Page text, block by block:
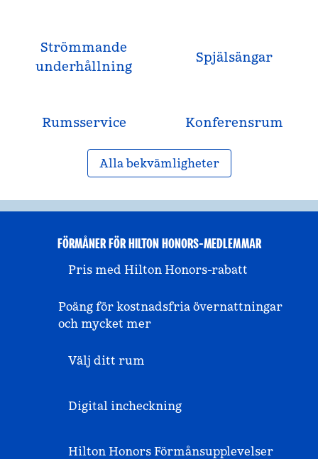
Strömmande
underhållning
Spjälsängar
Rumsservice Konferensrum
Alla bekvämligheter
FÖRMÅNER FÖR HILTON HONORS-MEDLEMMAR
Pris med Hilton Honors-rabatt
Poäng för kostnadsfria övernattningar
och mycket mer
Välj ditt rum
Digital incheckning
Hilton Honors Förmånsupplevelser